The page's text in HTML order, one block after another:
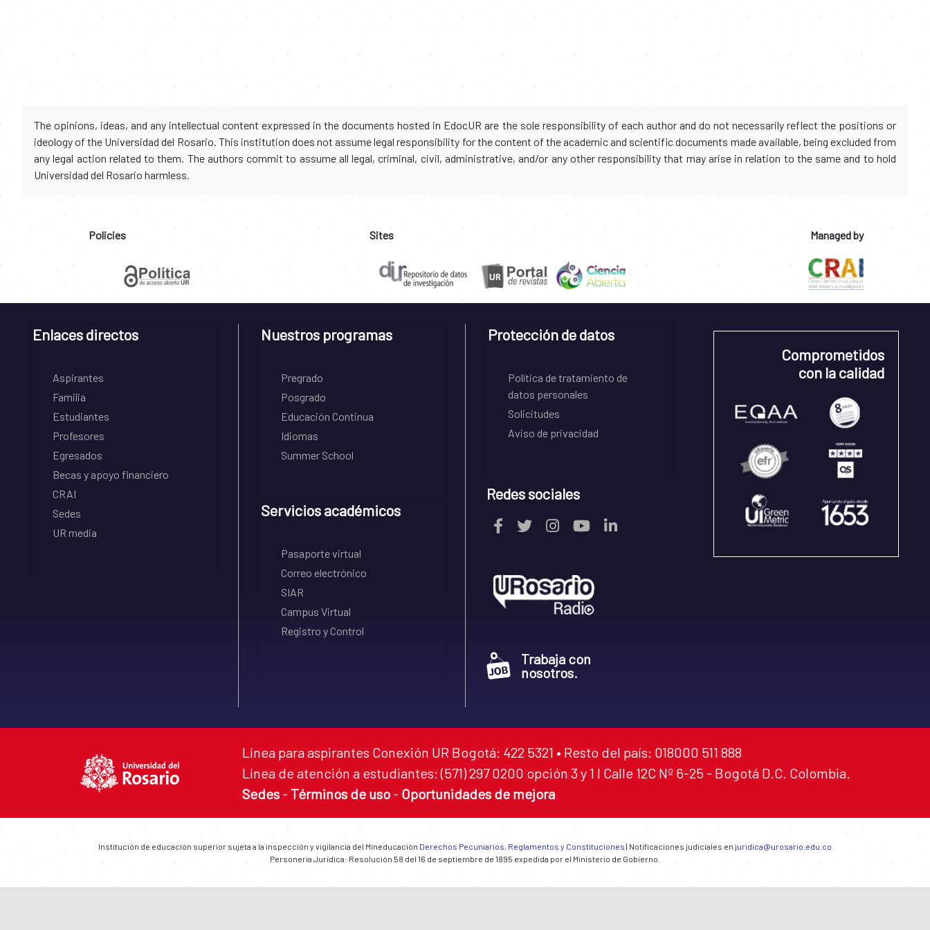
The opinions, ideas, and any intellectual content expressed in the documents hosted in EdocUR are the sole responsibility of each author and do not necessarily reflect the positions or
ideology of the Universidad del Rosario. This institution does not assume legal responsibility for the content of the academic and scientific documents made available, being excluded from
any legal action related to them. The authors commit to assume all legal, criminal, civil, administrative, and/or any other responsibility that may arise in relation to the same and to hold
Universidad del Rosario harmless.
Policies Sites Managed by
Enlaces directos
Aspirantes
Familia
Estudiantes
Profesores
Egresados
Becas y apoyo financiero
CRAI
Sedes
UR media
Nuestros programas
Pregrado
Posgrado
Educación Continua
Idiomas
Summer School
Servicios académicos
Pasaporte virtual
Correo electrónico
SIAR
Campus Virtual
Registro y Control
Protección de datos
Política de tratamiento de
datos personales
Solicitudes
Aviso de privacidad
Redes sociales
Trabaja con
nosotros.
Comprometidos
con la calidad
Línea para aspirantes Conexión UR Bogotá: 422 5321 • Resto del país: 018000 511 888
Línea de atención a estudiantes: (571) 297 0200 opción 3 y 1 I Calle 12C Nº 6-25 - Bogotá D.C. Colombia.
Sedes - Términos de uso - Oportunidades de mejora
Institución de educación superior sujeta a la inspección y vigilancia del Mineducación Derechos Pecuniarios, Reglamentos y Constituciones | Notificaciones judiciales en juridica@urosario.edu.co
Personería Jurídica: Resolución 58 del 16 de septiembre de 1895 expedida por el Ministerio de Gobierno.